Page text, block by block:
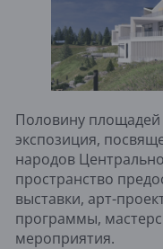
Половину площадей
экспозиция,
народов
пространство
выставки, арт-
программы,
мероприятия.